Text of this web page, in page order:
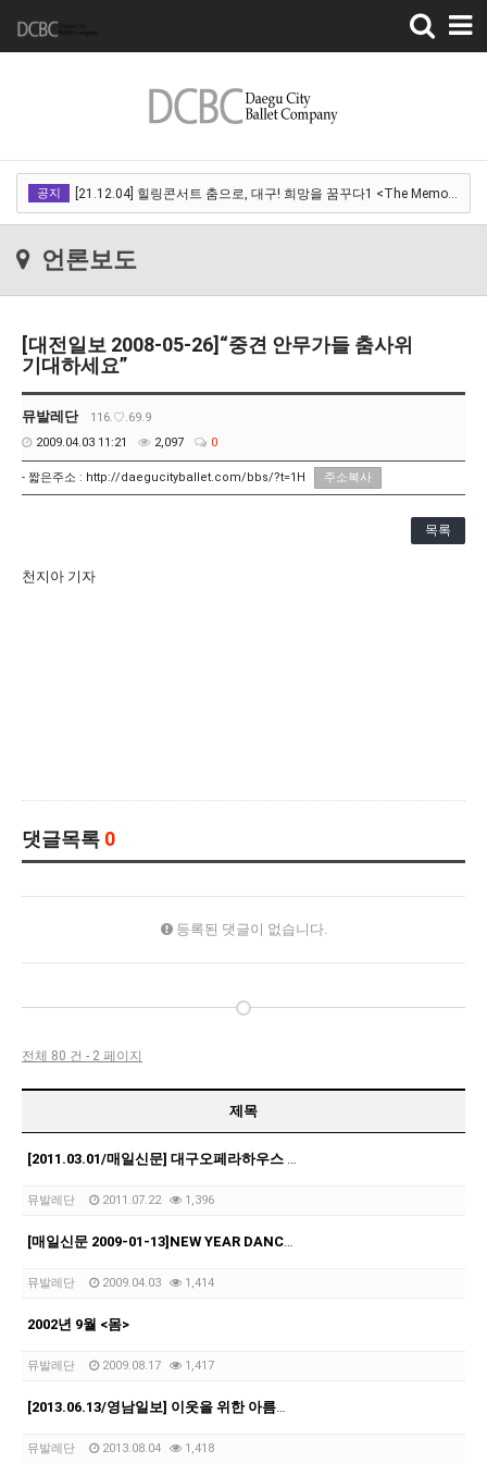
Toggle
navigation
공지 [21.12.04] 힐링콘서트 춤으로, 대구! 희망을 꿈꾸다1 <The Memory of …
[21.11.13] 호두까기인형 아양아트센터
[21.11.13] 호두까기인형 아양아트센터
[21.10.22-23] 대구국제오페라축제<아이다> 오페라하우스
언론보도
[대전일보 2008-05-26]“중견 안무가들 춤사위
기대하세요”
뮤발레단
116.♡.69.9
2009.04.03 11:21
2,097 0
- 짧은주소 : http://daegucityballet.com/bbs/?t=1H 주소복사
목록
천지아 기자
댓글목록 0
등록된 댓글이 없습니다.
전체 80 건 - 2 페이지
제목
[2011.03.01/매일신문] 대구오페라하우스 '새봄 음악회'
뮤발레단 2011.07.22 1,396
[매일신문 2009-01-13]NEW YEAR DANCE FESTIVAL
뮤발레단 2009.04.03 1,414
2002년 9월 <몸>
뮤발레단 2009.08.17 1,417
[2013.06.13/영남일보] 이웃을 위한 아름다운 몸짓
뮤발레단 2013.08.04 1,418